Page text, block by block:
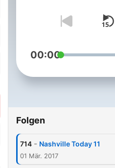
00:00
Folgen
714 - Nashville Today 11
01 Mär. 2017